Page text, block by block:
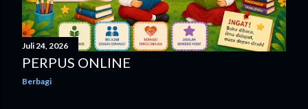
Juli 24, 2026
PERPUS ONLINE
Berbagi